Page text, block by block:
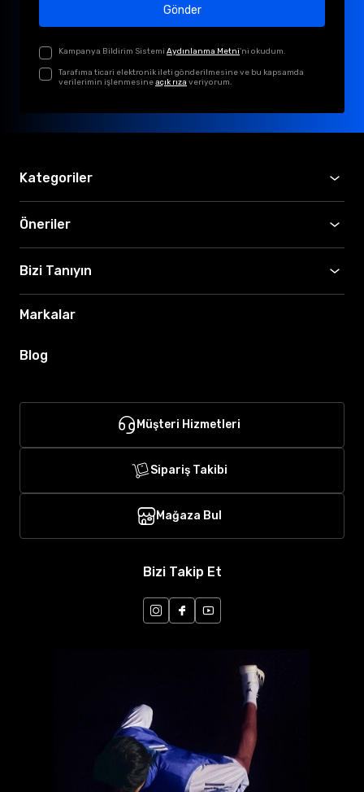
Gönder
Kampanya Bildirim Sistemi Aydınlanma Metni'ni okudum.
Tarafıma ticari elektronik ileti gönderilmesine ve bu kapsamda
verilerimin işlenmesineaçık rıza veriyorum.
Kategoriler
Öneriler
Bizi Tanıyın
Markalar
Blog
Müşteri Hizmetleri
Sipariş Takibi
Mağaza Bul
Bizi Takip Et